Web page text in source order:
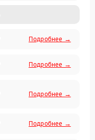
Подробнее →
Подробнее →
Подробнее →
Подробнее →